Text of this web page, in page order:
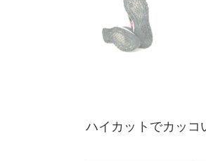
ハイカットでカッコ